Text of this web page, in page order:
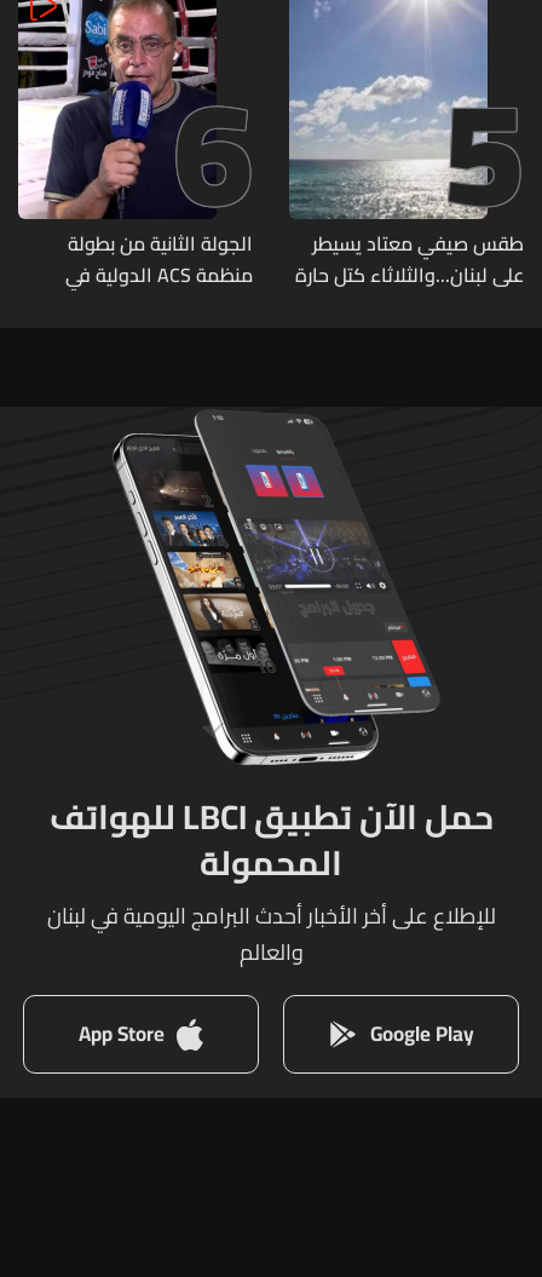
5
طقس صيفي معتاد يسيطر
على لبنان...والثلاثاء كتل حارة
6
الجولة الثانية من بطولة
منظمة ACS الدولية في
حمل الآن تطبيق LBCI للهواتف
المحمولة
للإطلاع على أخر الأخبار أحدث البرامج اليومية في لبنان
والعالم
Google Play
App Store